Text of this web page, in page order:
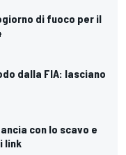
di fuoco per il
dalla FIA: lasciano
con lo scavo e
link